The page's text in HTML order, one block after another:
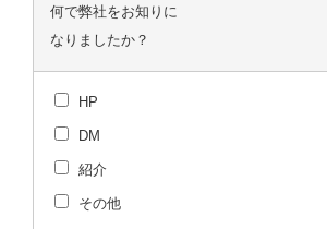
何で弊社をお知りに
なりましたか？
HP
DM
紹介
その他